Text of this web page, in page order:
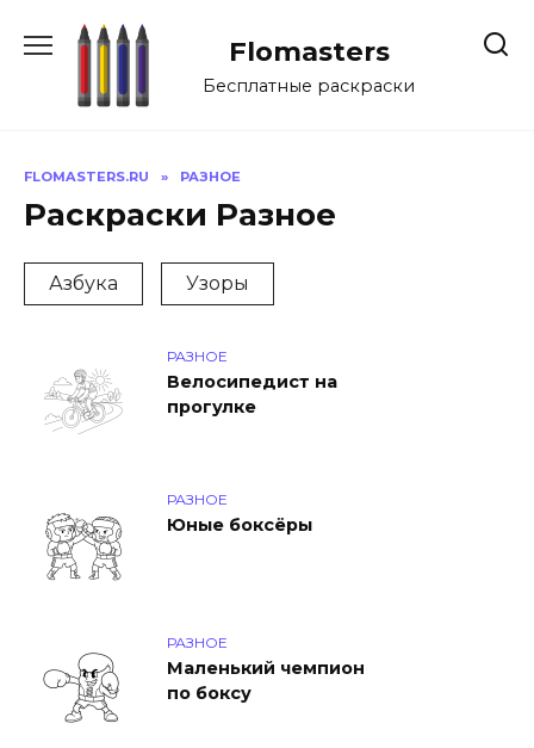
Flomasters
Бесплатные раскраски
FLOMASTERS.RU » РАЗНОЕ
Раскраски Разное
Азбука Узоры
РАЗНОЕ
Велосипедист на
прогулке
РАЗНОЕ
Юные боксёры
РАЗНОЕ
Маленький чемпион
по боксу